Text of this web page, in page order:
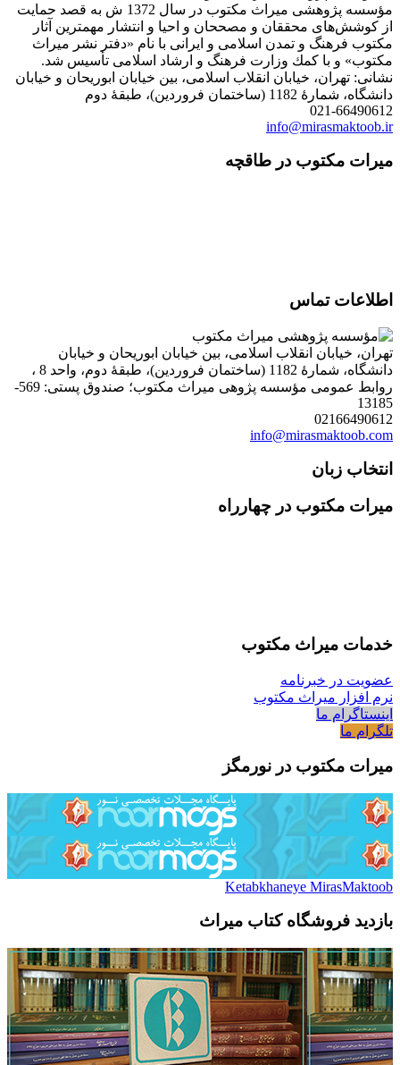
مؤسسه پژوهشی میراث مكتوب در سال 1372 ش به قصد حمایت
از كوشش‌های محققان و مصححان و احیا و انتشار مهمترین آثار
مكتوب فرهنگ و تمدن اسلامی و ایرانی با نام «دفتر نشر میراث
مكتوب» و با كمك وزارت فرهنگ و ارشاد اسلامی تأسیس شد.
نشانی: تهران، خیابان انقلاب اسلامی، بین خیابان ابوریحان و خیابان
دانشگاه، شمارۀ 1182 (ساختمان فروردین)، طبقۀ دوم
021-66490612
info@mirasmaktoob.ir
میرات مکتوب در طاقچه
اطلاعات تماس
تهران، خیابان انقلاب اسلامی، بین خیابان ابوریحان و خیابان
دانشگاه، شمارۀ 1182 (ساختمان فروردین)، طبقۀ دوم، واحد 8 ،
روابط عمومی مؤسسه پژوهی میراث مکتوب؛ صندوق پستی: 569-
13185
02166490612
info@mirasmaktoob.com
انتخاب زبان
میرات مکتوب در چهارراه
خدمات میراث مکتوب
عضویت در خبرنامه
نرم افزار میراث مکتوب
اینستاگرام ما
تلگرام ما
میرات مکتوب در نورمگز
Ketabkhaneye MirasMaktoob
بازدید فروشگاه کتاب میراث